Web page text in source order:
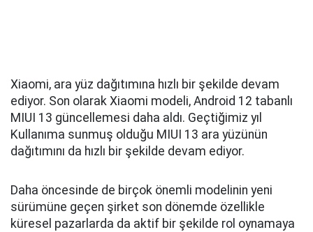
Xiaomi, ara yüz dağıtımına hızlı bir şekilde devam
ediyor. Son olarak Xiaomi modeli, Android 12 tabanlı
MIUI 13 güncellemesi daha aldı. Geçtiğimiz yıl
Kullanıma sunmuş olduğu MIUI 13 ara yüzünün
dağıtımını da hızlı bir şekilde devam ediyor.
Daha öncesinde de birçok önemli modelinin yeni
sürümüne geçen şirket son dönemde özellikle
küresel pazarlarda da aktif bir şekilde rol oynamaya